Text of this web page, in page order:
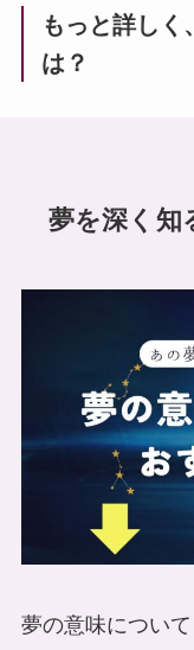
もっと詳しく
は？
夢を深く知
夢の意味につい